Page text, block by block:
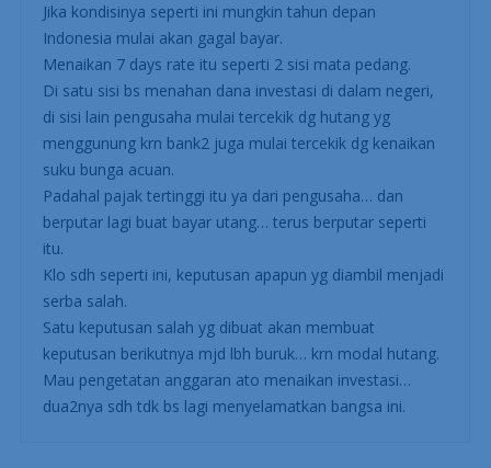
Jika kondisinya seperti ini mungkin tahun depan
Indonesia mulai akan gagal bayar.
Menaikan 7 days rate itu seperti 2 sisi mata pedang.
Di satu sisi bs menahan dana investasi di dalam negeri,
di sisi lain pengusaha mulai tercekik dg hutang yg
menggunung krn bank2 juga mulai tercekik dg kenaikan
suku bunga acuan.
Padahal pajak tertinggi itu ya dari pengusaha… dan
berputar lagi buat bayar utang… terus berputar seperti
itu.
Klo sdh seperti ini, keputusan apapun yg diambil menjadi
serba salah.
Satu keputusan salah yg dibuat akan membuat
keputusan berikutnya mjd lbh buruk… krn modal hutang.
Mau pengetatan anggaran ato menaikan investasi…
dua2nya sdh tdk bs lagi menyelamatkan bangsa ini.